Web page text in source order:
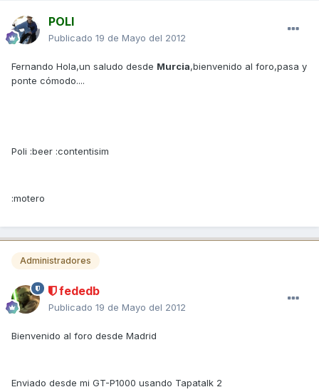
POLI
Publicado 19 de Mayo del 2012
Fernando Hola,un saludo desde Murcia,bienvenido al foro,pasa y
ponte cómodo....
Poli :beer :contentisim
:motero
Administradores
fededb
Publicado 19 de Mayo del 2012
Bienvenido al foro desde Madrid
Enviado desde mi GT-P1000 usando Tapatalk 2